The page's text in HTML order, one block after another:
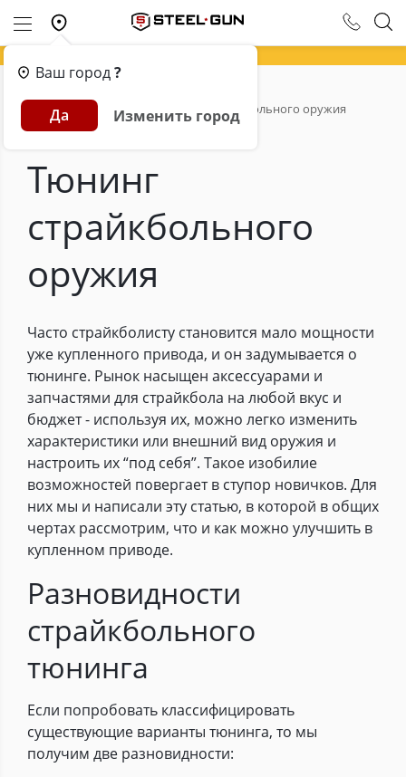
Ваш город?
Да Изменить город
Главная Обзоры Тюнинг страйкбольного оружия
Тюнинг
страйкбольного
оружия
Часто страйкболисту становится мало мощности
уже купленного привода, и он задумывается о
тюнинге. Рынок насыщен аксессуарами и
запчастями для страйкбола на любой вкус и
бюджет - используя их, можно легко изменить
характеристики или внешний вид оружия и
настроить их “под себя”. Такое изобилие
возможностей повергает в ступор новичков. Для
них мы и написали эту статью, в которой в общих
чертах рассмотрим, что и как можно улучшить в
купленном приводе.
Разновидности
страйкбольного
тюнинга
Если попробовать классифицировать
существующие варианты тюнинга, то мы
получим две разновидности: